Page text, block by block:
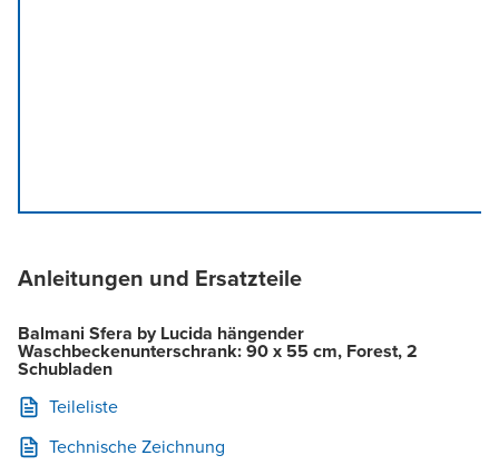
Anleitungen und Ersatzteile
Balmani Sfera by Lucida hängender
Waschbeckenunterschrank: 90 x 55 cm, Forest, 2
Schubladen
Teileliste
Technische Zeichnung